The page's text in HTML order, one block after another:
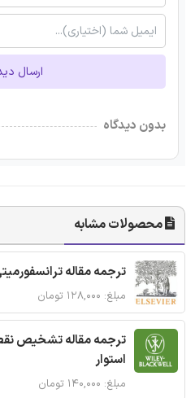
ارسال
بدون دیدگاه
محصولات مشابه
ترجمه مقاله
مبلغ: ۱۲۸,۰۰۰ تومان
ترجمه مقاله تشخیص
استوار
مبلغ: ۱۴۰,۰۰۰ تومان